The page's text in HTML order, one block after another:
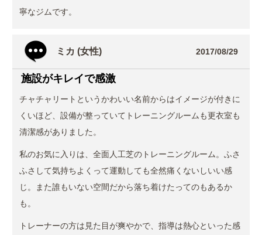
寧なジムです。
ミカ (女性) 2017/08/29
施設がキレイで感激
チャチャリートというかわいい名前からはイメージが付きに
くいほど、設備が整っていてトレーニングルームも更衣室も
清潔感がありました。
私のお気に入りは、全面人工芝のトレーニングルーム。ふさ
ふさして気持ちよくって運動しても全然痛くないしいい感
じ。また誰もいない空間だから落ち着けたってのもあるか
も。
トレーナーの方は見た目が爽やかで、指導は熱心といった感